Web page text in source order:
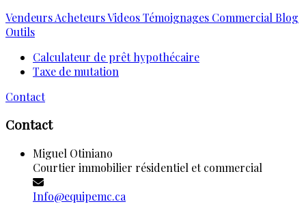
VendeursAcheteursVideosTémoignages Commercial Blog
Outils
Calculateur de prêt hypothécaire
Taxe de mutation
Contact
Contact
Miguel Otiniano
Courtier immobilier résidentiel et commercial
Info@equipemc.ca